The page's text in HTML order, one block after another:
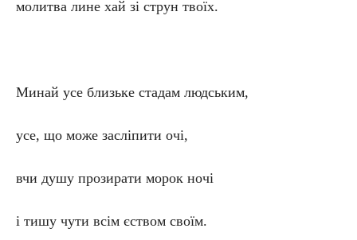
молитва лине хай зі струн твоїх.
Минай усе близьке стадам людським,
усе, що може засліпити очі,
вчи душу прозирати морок ночі
і тишу чути всім єством своїм.